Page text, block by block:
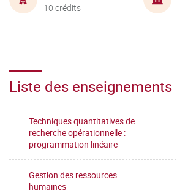
10 crédits
Liste des enseignements
Techniques quantitatives de
recherche opérationnelle :
programmation linéaire
Gestion des ressources
humaines